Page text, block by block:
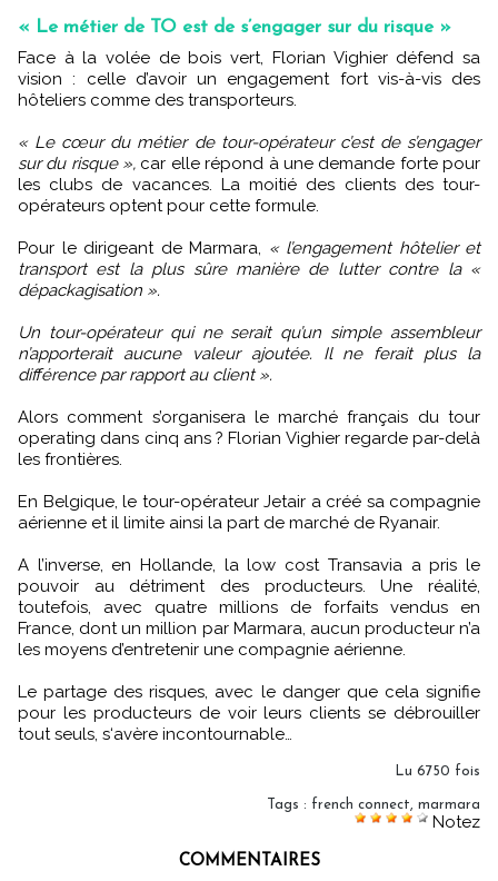
« Le métier de TO est de s’engager sur du risque »
Face à la volée de bois vert, Florian Vighier défend sa
vision : celle d’avoir un engagement fort vis-à-vis des
hôteliers comme des transporteurs.
« Le cœur du métier de tour-opérateur c’est de s’engager
sur du risque », car elle répond à une demande forte pour
les clubs de vacances. La moitié des clients des tour-
opérateurs optent pour cette formule.
Pour le dirigeant de Marmara, « l’engagement hôtelier et
transport est la plus sûre manière de lutter contre la «
dépackagisation ».
Un tour-opérateur qui ne serait qu’un simple assembleur
n’apporterait aucune valeur ajoutée. Il ne ferait plus la
différence par rapport au client ».
Alors comment s’organisera le marché français du tour
operating dans cinq ans ? Florian Vighier regarde par-delà
les frontières.
En Belgique, le tour-opérateur Jetair a créé sa compagnie
aérienne et il limite ainsi la part de marché de Ryanair.
A l’inverse, en Hollande, la low cost Transavia a pris le
pouvoir au détriment des producteurs. Une réalité,
toutefois, avec quatre millions de forfaits vendus en
France, dont un million par Marmara, aucun producteur n’a
les moyens d’entretenir une compagnie aérienne.
Le partage des risques, avec le danger que cela signifie
pour les producteurs de voir leurs clients se débrouiller
tout seuls, s‘avère incontournable…
Lu 6750 fois
Tags : french connect, marmara
Notez
COMMENTAIRES